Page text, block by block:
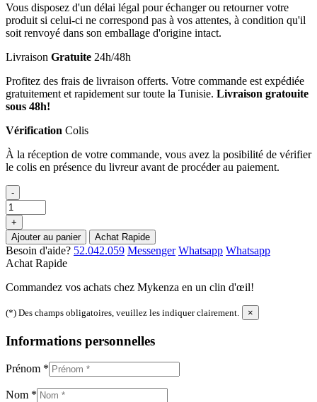
Vous disposez d'un délai légal pour échanger ou retourner votre
produit si celui-ci ne correspond pas à vos attentes, à condition qu'il
soit renvoyé dans son emballage d'origine intact.
Livraison Gratuite 24h/48h
Profitez des frais de livraison offerts. Votre commande est expédiée
gratuitement et rapidement sur toute la Tunisie. Livraison gratouite
sous 48h!
Vérification Colis
À la réception de votre commande, vous avez la posibilité de vérifier
le colis en présence du livreur avant de procéder au paiement.
-
+
Ajouter au panier
Achat Rapide
Besoin d'aide? 52.042.059 Messenger Whatsapp Whatsapp
Achat Rapide
Commandez vos achats chez Mykenza en un clin d'œil!
(*) Des champs obligatoires, veuillez les indiquer clairement. ×
Informations personnelles
Prénom *
Nom *